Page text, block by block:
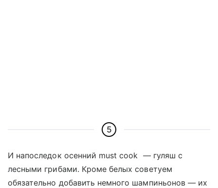
5
И напоследок осенний must cook — гуляш с
лесными грибами. Кроме белых советуем
обязательно добавить немного шампиньонов — их